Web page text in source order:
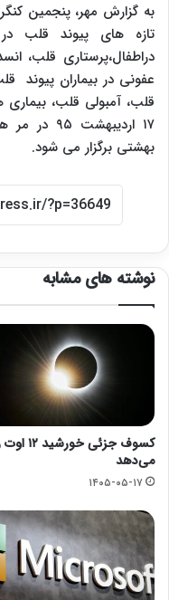
به گزارش مهر، پنجمین
تازه های پیوند قلب
دراطفال،پرستاری قلب،
عفونی در بیماران
۱۷
بهشتی برگزار می شود.
نوشته های مشابه
کسوف جزئی
می‌دهد
۱۴۰۵-۰۵-۱۷